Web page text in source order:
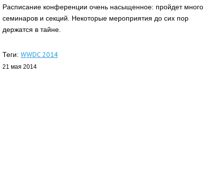
Расписание конференции очень насыщенное: пройдет много
семинаров и секций. Некоторые мероприятия до сих пор
держатся в тайне.
Теги: WWDC 2014
21 мая 2014